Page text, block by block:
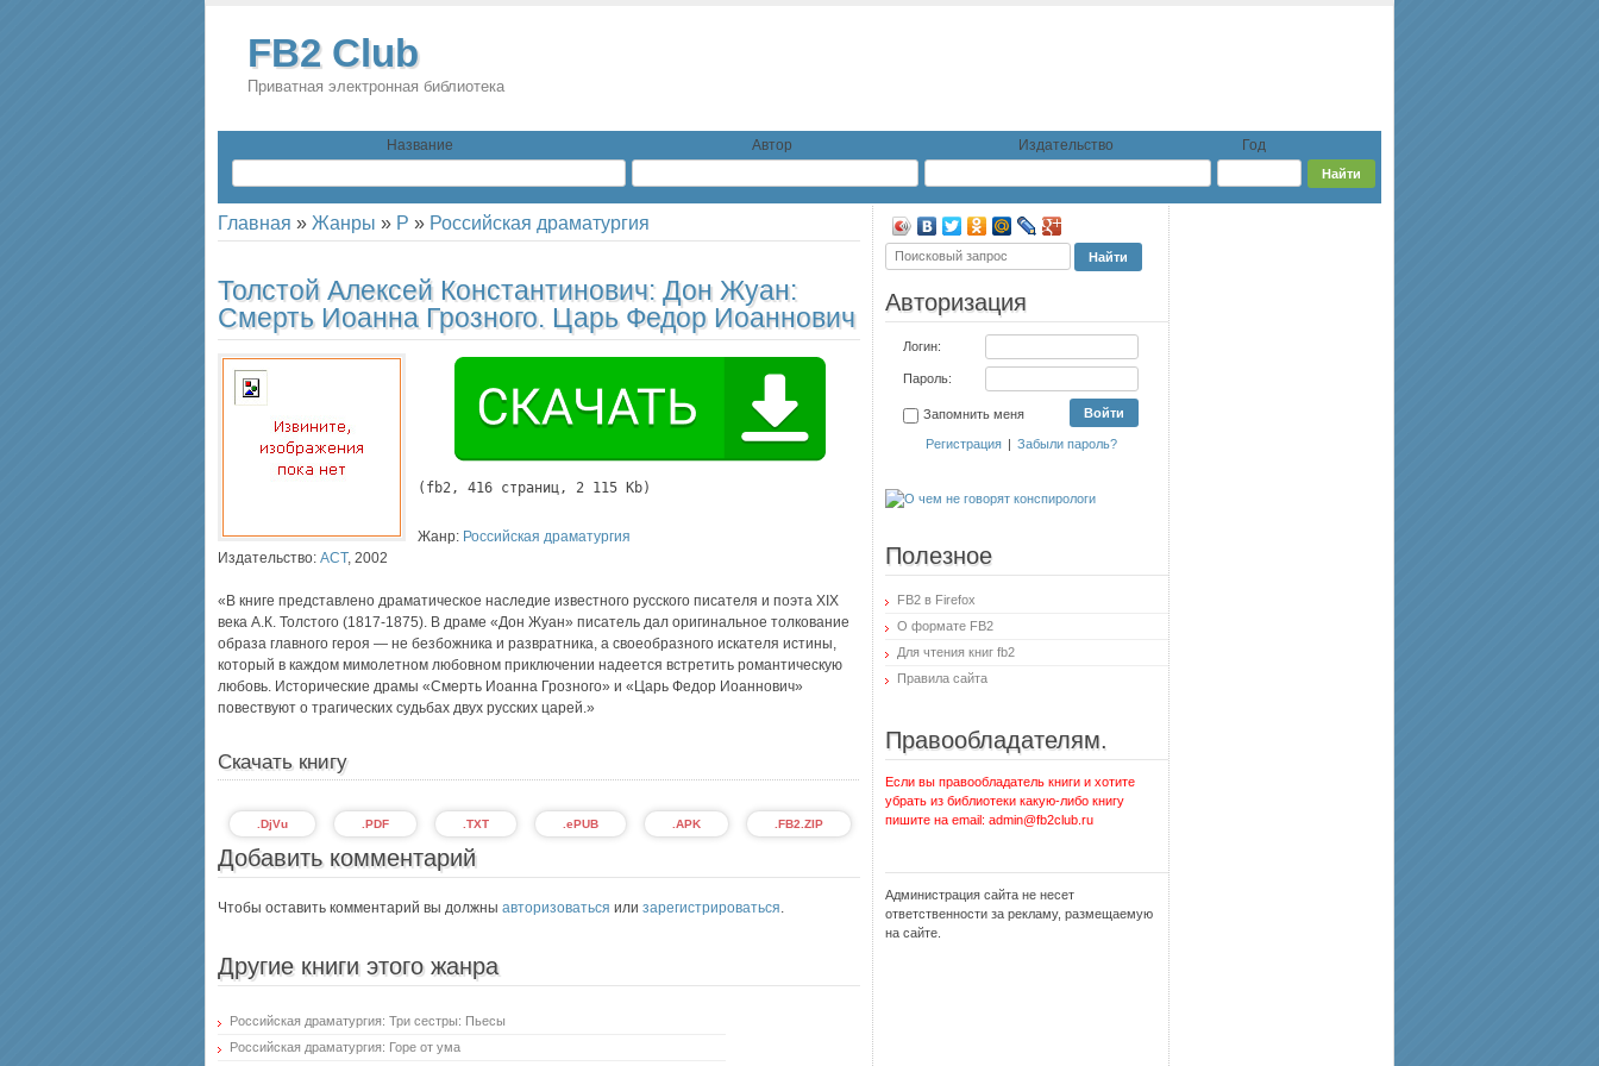
FB2 Club
Приватная электронная библиотека
Название Автор Издательство Год
Главная » Жанры » Р » Российская драматургия
Толстой Алексей Константинович: Дон Жуан:
Смерть Иоанна Грозного. Царь Федор Иоаннович
( fb2, 416 страниц, 2 115 Kb)
Жанр: Российская драматургия
Издательство: АСТ, 2002
«В книге представлено драматическое наследие известного русского писателя и поэта XIX
века А.К. Толстого (1817-1875). В драме «Дон Жуан» писатель дал оригинальное толкование
образа главного героя — не безбожника и развратника, а своеобразного искателя истины,
который в каждом мимолетном любовном приключении надеется встретить романтическую
любовь. Исторические драмы «Смерть Иоанна Грозного» и «Царь Федор Иоаннович»
повествуют о трагических судьбах двух русских царей.»
Скачать книгу
.FB2.ZIP
.APK
.ePUB
.TXT
.PDF
.DjVu
Добавить комментарий
Чтобы оставить комментарий вы должны авторизоваться или зарегистрироваться.
Другие книги этого жанра
Российская драматургия: Три сестры: Пьесы
Российская драматургия: Горе от ума
Авторизация
Логин:
Пароль:
Запомнить меня
Регистрация | Забыли пароль?
Полезное
FB2 в Firefox
О формате FB2
Для чтения книг fb2
Правила сайта
Правообладателям.
Если вы правообладатель книги и хотите
убрать из библиотеки какую-либо книгу
пишите на email: admin@fb2club.ru
Администрация сайта не несет
ответственности за рекламу, размещаемую
на сайте.